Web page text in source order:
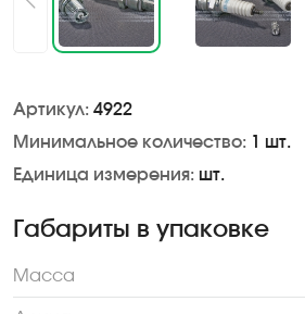
Артикул: 4922
Минимальное количество: 1 шт.
Единица измерения: шт.
Габариты в упаковке
Масса